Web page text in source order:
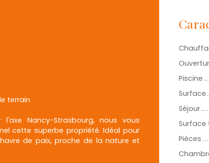
terrain
Nancy-Strasbourg, nous vous
cette superbe propriété. Idéal pour
de paix, proche de la nature et
Piscine
Surface
Séjour
Surface
Pièces